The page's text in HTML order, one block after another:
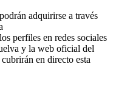
adquirirse a través
perfiles en redes sociales
y la web oficial del
en directo esta